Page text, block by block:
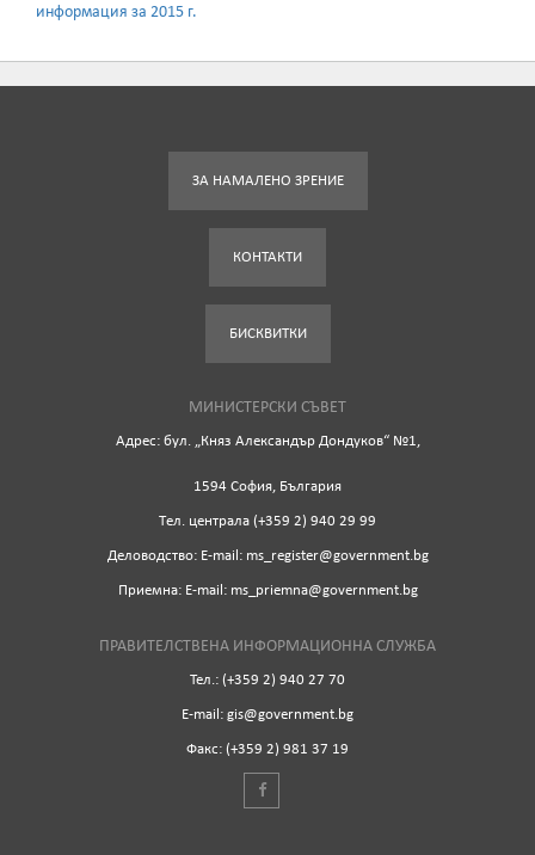
информация за 2015 г.
ЗА НАМАЛЕНО ЗРЕНИЕ
КОНТАКТИ
БИСКВИТКИ
МИНИСТЕРСКИ СЪВЕТ
Адрес: бул. „Княз Александър Дондуков“ №1,
1594 София, България
Tел. централа (+359 2) 940 29 99
Деловодство: Е-mail: ms_register@government.bg
Приемна: Е-mail: ms_priemna@government.bg
ПРАВИТЕЛСТВЕНА ИНФОРМАЦИОННА СЛУЖБА
Тел.: (+359 2) 940 27 70
Е-mail: gis@government.bg
Факс: (+359 2) 981 37 19